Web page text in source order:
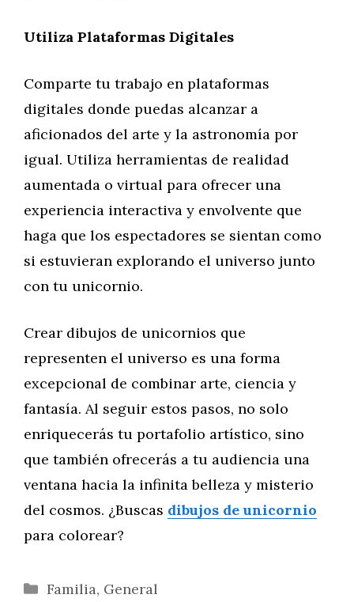
Utiliza Plataformas Digitales
Comparte tu trabajo en plataformas
digitales donde puedas alcanzar a
aficionados del arte y la astronomía por
igual. Utiliza herramientas de realidad
aumentada o virtual para ofrecer una
experiencia interactiva y envolvente que
haga que los espectadores se sientan como
si estuvieran explorando el universo junto
con tu unicornio.
Crear dibujos de unicornios que
representen el universo es una forma
excepcional de combinar arte, ciencia y
fantasía. Al seguir estos pasos, no solo
enriquecerás tu portafolio artístico, sino
que también ofrecerás a tu audiencia una
ventana hacia la infinita belleza y misterio
del cosmos. ¿Buscas dibujos de unicornio
para colorear?
Categorías
Familia, General